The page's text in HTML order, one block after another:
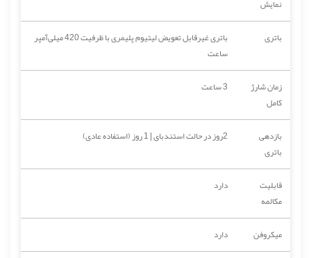
نمایش
باتری
باتری غیرقابل تعویض لیتیوم پلیمری با ظرفیت 420 میلی‌آمپر
ساعت
زمان شارژ
کامل
3 ساعت
بازدهی
باتری
2روز در حالت استندبای | 1 روز (استفاده عادی)
قابلیت
مکالمه
دارد
میکروفن
دارد